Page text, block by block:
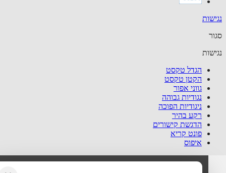
הגדל טקסט
הקטן טקסט
גווני אפור
נגודיות גבוהה
ניגודיות הפוכה
רקע בהיר
הדגשת קישורים
פונט קריא
איפוס